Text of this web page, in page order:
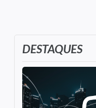
DESTAQUES